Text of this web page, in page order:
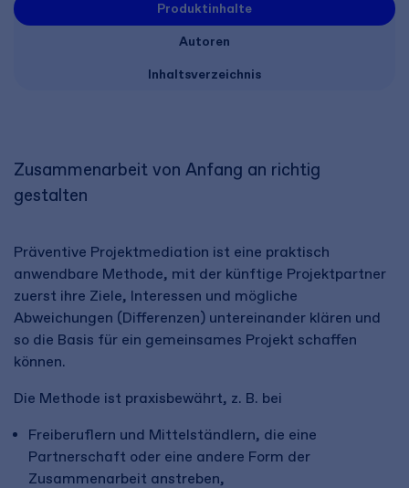
Produktinhalte
Autoren
Inhaltsverzeichnis
Zusammenarbeit von Anfang an richtig
gestalten
Präventive Projektmediation ist eine praktisch
anwendbare Methode, mit der künftige Projektpartner
zuerst ihre Ziele, Interessen und mögliche
Abweichungen (Differenzen) untereinander klären und
so die Basis für ein gemeinsames Projekt schaffen
können.
Die Methode ist praxisbewährt, z. B. bei
Freiberuflern und Mittelständlern, die eine
Partnerschaft oder eine andere Form der
Zusammenarbeit anstreben,